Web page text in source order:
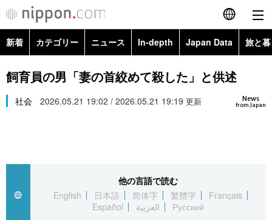
English
简体字
繁體字
العربية
新着 カテゴリー ニュース In-depth Japan Data 旅と
政治・外交
経済・ビジネス
社会
文化
Topics
Images
お知らせ
飼育員の男「妻の首絞めて殺した」と供述
News
from Japan
社会 2026.05.21 19:02 / 2026.05.21 19:19 更新
他の言語で読む
English
日本語 简体字 繁體字
Français
Español
العربية Русский